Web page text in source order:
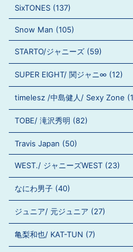
SixTONES (137)
Snow Man (105)
STARTO/ジャニーズ (59)
SUPER EIGHT/ 関ジャニ∞ (12)
timelesz /中島健人/ Sexy Zone
TOBE/ 滝沢秀明 (82)
Travis Japan (50)
WEST./ ジャニーズWEST (23)
なにわ男子 (40)
ジュニア/ 元ジュニア (27)
亀梨和也/ KAT-TUN (7)